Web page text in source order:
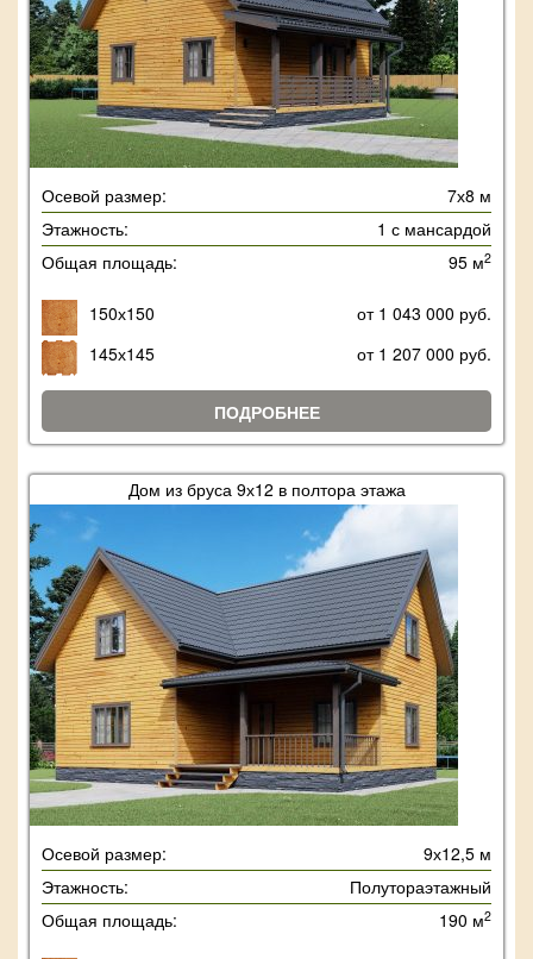
Осевой размер:
7х8 м
Этажность:
1 с мансардой
Общая площадь:
95 м2
150х150
от 1 043 000 руб.
145х145
от 1 207 000 руб.
ПОДРОБНЕЕ
Дом из бруса 9х12 в полтора этажа
Осевой размер:
9х12,5 м
Этажность:
Полутораэтажный
Общая площадь:
190 м2